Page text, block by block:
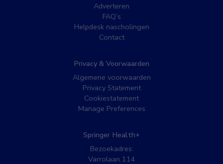
Adverteren
FAQ’s
Helpdesk nascholingen
Contact
Privacy & Voorwaarden
Algemene voorwaarden
Privacy Statement
Cookiestatement
Manage Preferences
Springer Health+
Bezoekadres:
Varrolaan 114